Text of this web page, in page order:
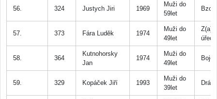
56. 324 Justych Jiri 1969
Muži do
59let
57. 373 Fára Luděk 1974
Muži do
49let
58. 364
Kutnohorsky
Jan
1974
Muži do
49let
Bojov
59. 329 Kopáček Jiří 1993
Muži do
39let